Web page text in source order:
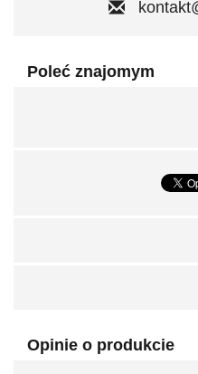
Poleć znajomym
Opinie o produkcie